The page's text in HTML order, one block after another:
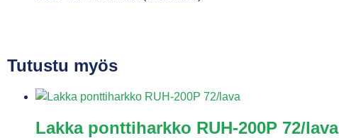
Tutustu myös
Lakka ponttiharkko RUH-200P 72/lava